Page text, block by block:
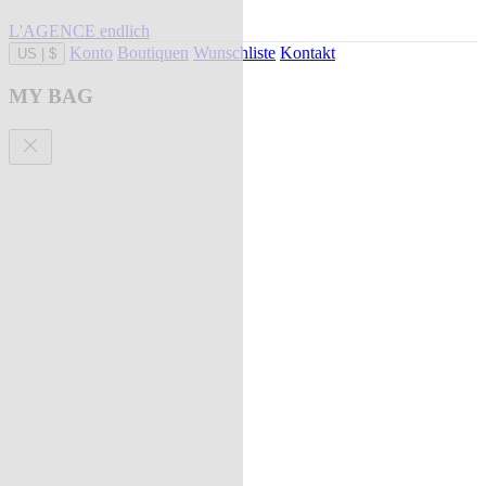
L'AGENCE endlich
US $ Konto Boutiquen Wunschliste Kontakt
MY BAG